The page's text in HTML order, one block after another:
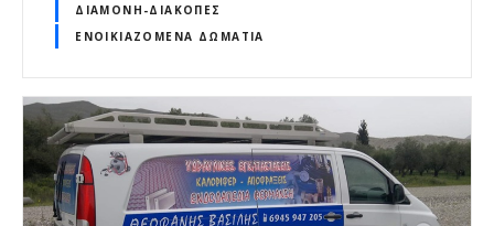
ΔΙΑΜΟΝΉ-ΔΙΑΚΟΠΈΣ
ΕΝΟΙΚΙΑΖΌΜΕΝΑ ΔΩΜΆΤΙΑ